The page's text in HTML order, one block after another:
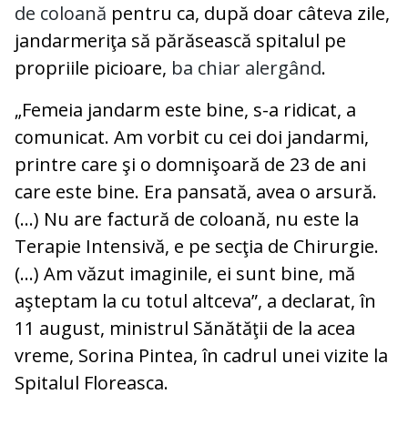
de coloană pentru ca, după doar câteva zile,
jandarmeriţa să părăsească spitalul pe
propriile picioare, ba chiar alergând.
„Femeia jandarm este bine, s-a ridicat, a
comunicat. Am vorbit cu cei doi jandarmi,
printre care şi o domnişoară de 23 de ani
care este bine. Era pansată, avea o arsură.
(...) Nu are factură de coloană, nu este la
Terapie Intensivă, e pe secţia de Chirurgie.
(...) Am văzut imaginile, ei sunt bine, mă
aşteptam la cu totul altceva”, a declarat, în
11 august, ministrul Sănătăţii de la acea
vreme, Sorina Pintea, în cadrul unei vizite la
Spitalul Floreasca.